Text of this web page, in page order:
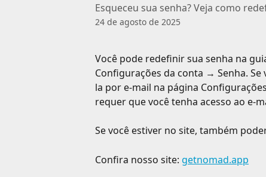
Esqueceu sua senha? Veja como
24 de agosto de 2025
Você pode redefinir sua senha na
Configurações da conta → Senha.
la por e-mail na página
requer que você tenha acesso ao e-
Se você estiver no site, também
Confira nosso site: getnomad.app